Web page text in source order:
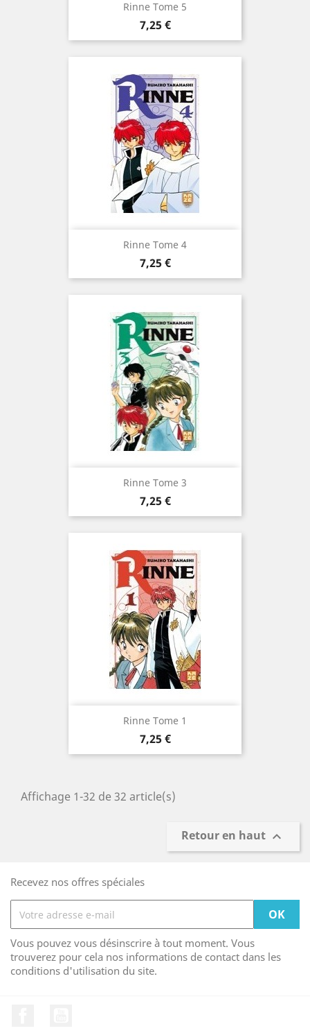
Rinne Tome 5
Prix
7,25 €
Rinne Tome 4
Prix
7,25 €
Rinne Tome 3
Prix
7,25 €
Rinne Tome 1
Prix
7,25 €
Affichage 1-32 de 32 article(s)
Retour en haut 
Recevez nos offres spéciales
Vous pouvez vous désinscrire à tout moment. Vous
trouverez pour cela nos informations de contact dans les
conditions d'utilisation du site.